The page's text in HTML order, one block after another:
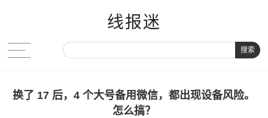
线报迷
搜索
换了 17 后，4 个大号备用微信，都出现设备风险。
怎么搞？